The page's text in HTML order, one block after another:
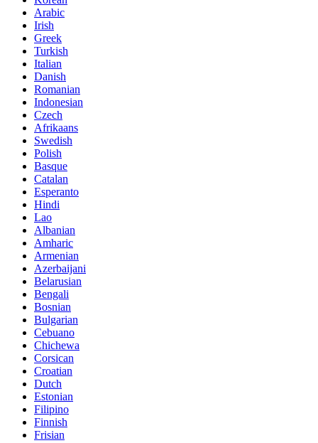
Arabic
Irish
Greek
Turkish
Italian
Danish
Romanian
Indonesian
Czech
Afrikaans
Swedish
Polish
Basque
Catalan
Esperanto
Hindi
Lao
Albanian
Amharic
Armenian
Azerbaijani
Belarusian
Bengali
Bosnian
Bulgarian
Cebuano
Chichewa
Corsican
Croatian
Dutch
Estonian
Filipino
Finnish
Frisian